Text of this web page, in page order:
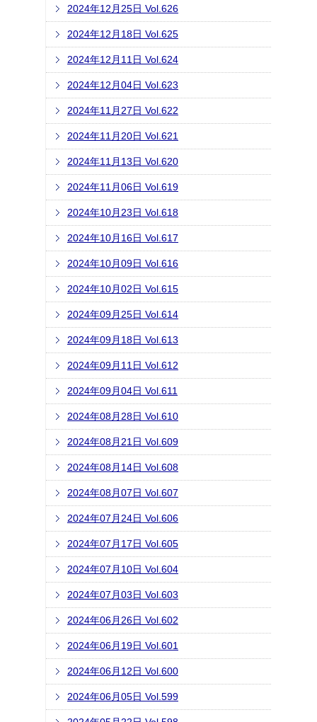
2024年12月25日 Vol.626
2024年12月18日 Vol.625
2024年12月11日 Vol.624
2024年12月04日 Vol.623
2024年11月27日 Vol.622
2024年11月20日 Vol.621
2024年11月13日 Vol.620
2024年11月06日 Vol.619
2024年10月23日 Vol.618
2024年10月16日 Vol.617
2024年10月09日 Vol.616
2024年10月02日 Vol.615
2024年09月25日 Vol.614
2024年09月18日 Vol.613
2024年09月11日 Vol.612
2024年09月04日 Vol.611
2024年08月28日 Vol.610
2024年08月21日 Vol.609
2024年08月14日 Vol.608
2024年08月07日 Vol.607
2024年07月24日 Vol.606
2024年07月17日 Vol.605
2024年07月10日 Vol.604
2024年07月03日 Vol.603
2024年06月26日 Vol.602
2024年06月19日 Vol.601
2024年06月12日 Vol.600
2024年06月05日 Vol.599